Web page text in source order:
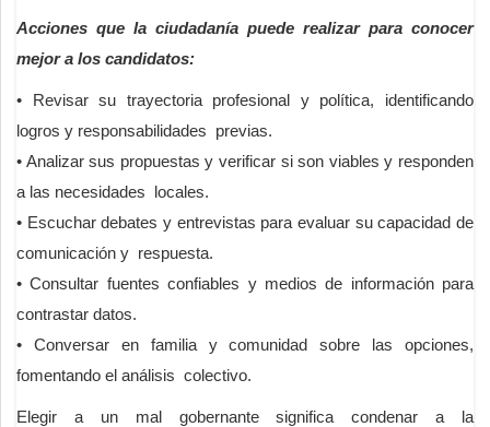
Acciones que la ciudadanía puede realizar para conocer
mejor a los candidatos:
• Revisar su trayectoria profesional y política, identificando
logros y responsabilidades previas.
• Analizar sus propuestas y verificar si son viables y responden
a las necesidades locales.
• Escuchar debates y entrevistas para evaluar su capacidad de
comunicación y respuesta.
• Consultar fuentes confiables y medios de información para
contrastar datos.
• Conversar en familia y comunidad sobre las opciones,
fomentando el análisis colectivo.
Elegir a un mal gobernante significa condenar a la